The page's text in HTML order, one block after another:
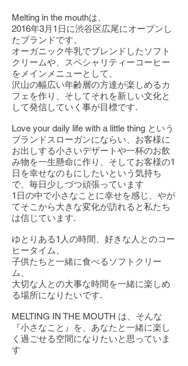
Melting in the mouthは、
2016年3月1日に渋谷区広尾にオープンし
たブランドです。
オーガニック牛乳でブレンドしたソフト
クリームや、スペシャリティーコーヒー
をメインメニューとして、
沢山の幅広い年齢層の方達が楽しめるカ
フェを作り、そしてそれを新しい文化と
して発信していく事が目標です.
Love your daily life with a little thing という
ブランドスローガンにならい、お客様に
お出しする小さいデザートや一杯のお飲
み物を一生懸命に作り、そしてお客様の1
日を幸せなのもにしたいという気持ち
で、毎日少しづつ頑張っています
1日の中で小さなことに幸せを感じ、やが
てそこから大きな変化が訪れると私たち
は信じています.
ゆとりある1人の時間、好きな人とのコー
ヒータイム、
子供たちと一緒に食べるソフトクリー
ム、
大切な人との大事な時間を一緒に楽しめ
る場所になりたいです.
MELTING IN THE MOUTH は、そんな
『小さなこと』を、あなたと一緒に楽し
く過ごせる空間になりたいと思っていま
す